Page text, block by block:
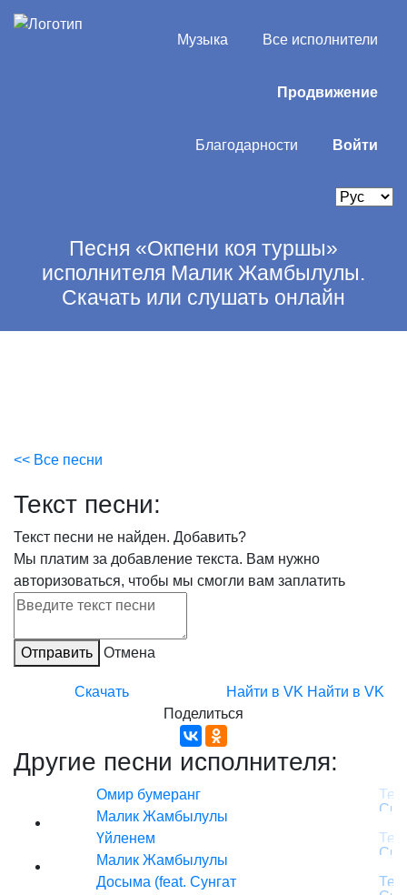
Музыка Все исполнители
Продвижение
Благодарности Войти
Песня «Окпени коя туршы»
исполнителя Малик Жамбылулы.
Скачать или слушать онлайн
<< Все песни
Текст песни:
Текст песни не найден. Добавить?
Мы платим за добавление текста. Вам нужно
авторизоваться, чтобы мы смогли вам заплатить
Отправить Отмена
Скачать Найти в VK Найти в VK
Поделиться
Другие песни исполнителя:
Омир бумеранг
Малик Жамбылулы
Үйленем
Малик Жамбылулы
Досыма (feat. Сунгат